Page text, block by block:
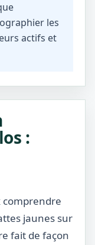
les
actifs et
:
comprendre
jaunes sur
fait de façon